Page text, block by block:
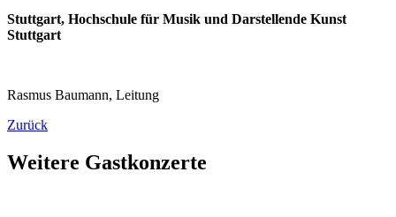
Stuttgart, Hochschule für Musik und Darstellende Kunst
Stuttgart
Rasmus Baumann, Leitung
Zurück
Weitere Gastkonzerte